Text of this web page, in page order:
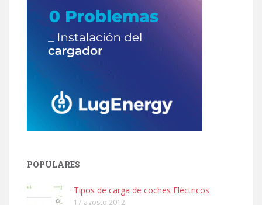
POPULARES
Tipos de carga de coches Eléctricos
17 agosto 2012